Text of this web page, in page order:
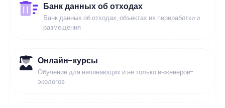
Банк данных об отходах
Банк данных об отходах, объектах их переработки и
размещения
Онлайн-курсы
Обучение для начинающих и не только инженеров-
экологов